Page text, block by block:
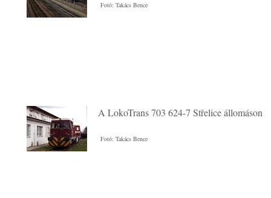
Fotó: Takács Bence
A LokoTrans 703 624-7 Střelice állomáson
Fotó: Takács Bence